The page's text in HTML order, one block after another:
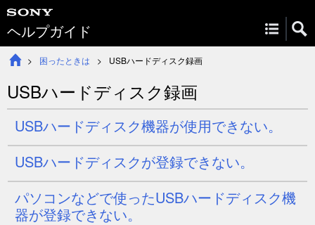
ヘルプガイド
困ったときは USBハードディスク録画
USBハードディスク録画
USBハードディスク機器が使用できない。
USBハードディスクが登録できない。
パソコンなどで使ったUSBハードディスク機
器が登録できない。